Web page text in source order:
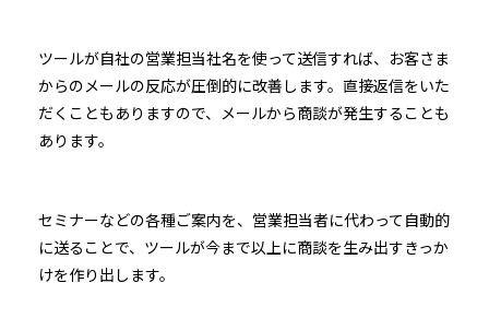
ツールが自社の営業担当社名を使って送信すれば、お客さま
からのメールの反応が圧倒的に改善します。直接返信をいた
だくこともありますので、メールから商談が発生することも
あります。
セミナーなどの各種ご案内を、営業担当者に代わって自動的
に送ることで、ツールが今まで以上に商談を生み出すきっか
けを作り出します。